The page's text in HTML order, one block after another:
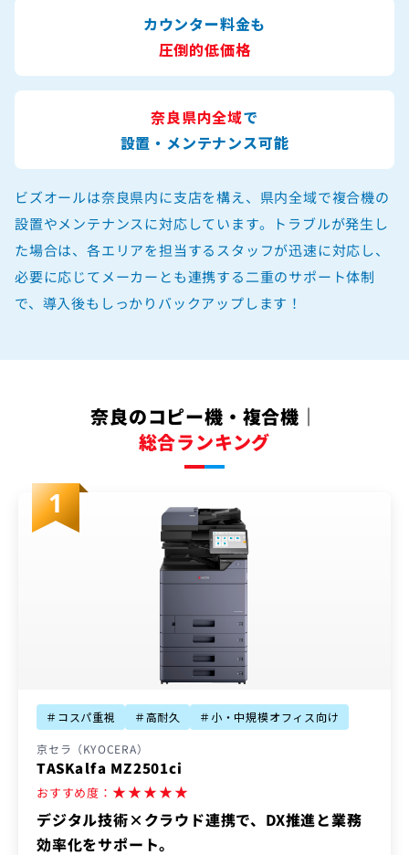
カウンター料金も
圧倒的低価格
奈良県内全域で
設置・メンテナンス可能
ビズオールは奈良県内に支店を構え、県内全域で複合機の
設置やメンテナンスに対応しています。トラブルが発生し
た場合は、各エリアを担当するスタッフが迅速に対応し、
必要に応じてメーカーとも連携する二重のサポート体制
で、導入後もしっかりバックアップします！
奈良のコピー機・複合機｜
総合ランキング
＃コスパ重視 ＃高耐久 ＃小・中規模オフィス向け
京セラ（KYOCERA）
TASKalfa MZ2501ci
おすすめ度： ★★★★★
デジタル技術×クラウド連携で、DX推進と業務
効率化をサポート。